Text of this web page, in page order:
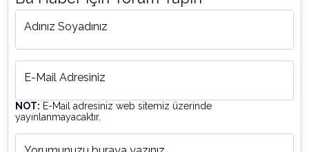
Adınız Soyadınız
E-Mail Adresiniz
NOT: E-Mail adresiniz web sitemiz üzerinde
yayınlanmayacaktır.